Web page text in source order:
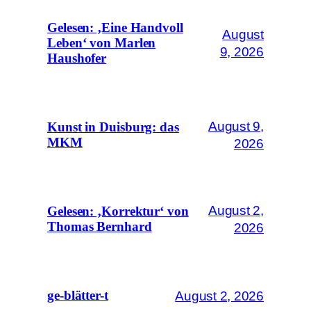
Gelesen: ‚Eine Handvoll
Leben‘ von Marlen
Haushofer
August
9, 2026
Kunst in Duisburg: das
MKM
August 9,
2026
Gelesen: ‚Korrektur‘ von
Thomas Bernhard
August 2,
2026
ge-blätter-t August 2, 2026